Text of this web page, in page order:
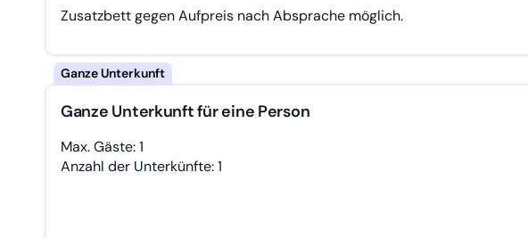
Zusatzbett gegen Aufpreis nach Absprache möglich.
Ganze Unterkunft für eine Person
Max. Gäste: 1
Anzahl der Unterkünfte: 1